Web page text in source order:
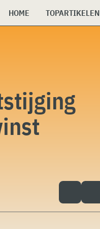
HOME TOPARTIKELEN